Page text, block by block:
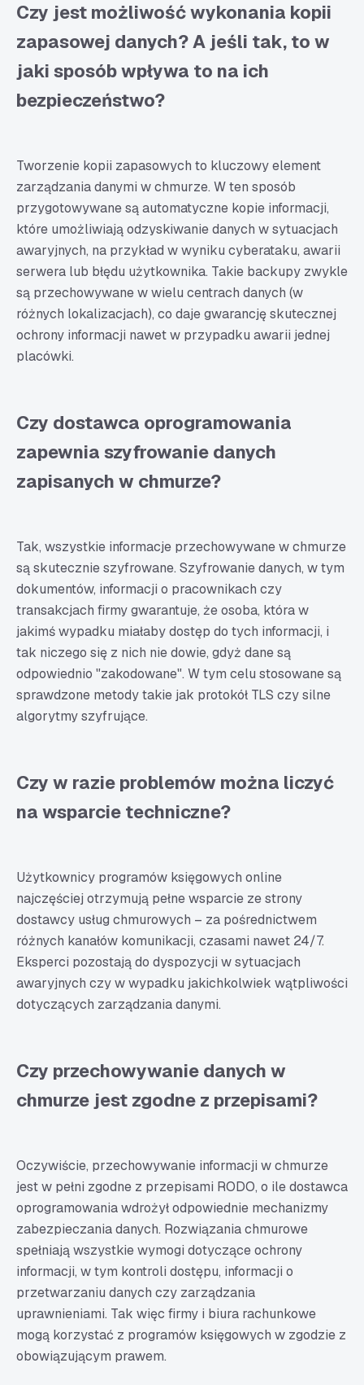
Czy jest możliwość wykonania kopii
zapasowej danych? A jeśli tak, to w
jaki sposób wpływa to na ich
bezpieczeństwo?
Tworzenie kopii zapasowych to kluczowy element
zarządzania danymi w chmurze. W ten sposób
przygotowywane są automatyczne kopie informacji,
które umożliwiają odzyskiwanie danych w sytuacjach
awaryjnych, na przykład w wyniku cyberataku, awarii
serwera lub błędu użytkownika. Takie backupy zwykle
są przechowywane w wielu centrach danych (w
różnych lokalizacjach), co daje gwarancję skutecznej
ochrony informacji nawet w przypadku awarii jednej
placówki.
Czy dostawca oprogramowania
zapewnia szyfrowanie danych
zapisanych w chmurze?
Tak, wszystkie informacje przechowywane w chmurze
są skutecznie szyfrowane. Szyfrowanie danych, w tym
dokumentów, informacji o pracownikach czy
transakcjach firmy gwarantuje, że osoba, która w
jakimś wypadku miałaby dostęp do tych informacji, i
tak niczego się z nich nie dowie, gdyż dane są
odpowiednio "zakodowane". W tym celu stosowane są
sprawdzone metody takie jak protokół TLS czy silne
algorytmy szyfrujące.
Czy w razie problemów można liczyć
na wsparcie techniczne?
Użytkownicy programów księgowych online
najczęściej otrzymują pełne wsparcie ze strony
dostawcy usług chmurowych – za pośrednictwem
różnych kanałów komunikacji, czasami nawet 24/7.
Eksperci pozostają do dyspozycji w sytuacjach
awaryjnych czy w wypadku jakichkolwiek wątpliwości
dotyczących zarządzania danymi.
Czy przechowywanie danych w
chmurze jest zgodne z przepisami?
Oczywiście, przechowywanie informacji w chmurze
jest w pełni zgodne z przepisami RODO, o ile dostawca
oprogramowania wdrożył odpowiednie mechanizmy
zabezpieczania danych. Rozwiązania chmurowe
spełniają wszystkie wymogi dotyczące ochrony
informacji, w tym kontroli dostępu, informacji o
przetwarzaniu danych czy zarządzania
uprawnieniami. Tak więc firmy i biura rachunkowe
mogą korzystać z programów księgowych w zgodzie z
obowiązującym prawem.